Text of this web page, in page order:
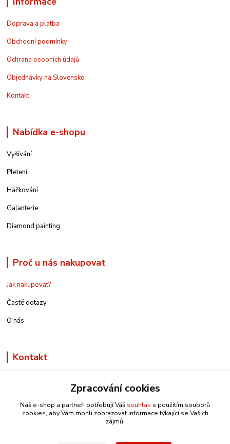
Doprava a platba
Obchodní podmínky
Ochrana osobních údajů
Objednávky na Slovensko
Kontakt
Nabídka e-shopu
Vyšívání
Pletení
Háčkování
Galanterie
Diamond painting
Proč u nás nakupovat
Jak nakupovat?
Časté dotazy
O nás
Kontakt
info@e-rucniprace.cz
Zpracování cookies
Náš e-shop a partneři potřebují Váš souhlas s použitím souborů
cookies, aby Vám mohli zobrazovat informace týkající se Vašich
zájmů.